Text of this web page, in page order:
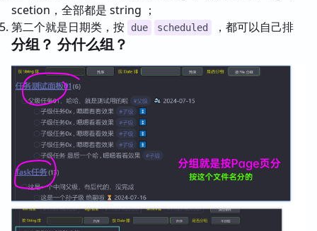
scetion，全部都是 string ；
第二个就是日期类，按
due scheduled ，都可以自己排
分组？ 分什么组？